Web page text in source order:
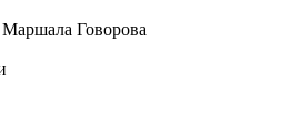
Маршала Говорова